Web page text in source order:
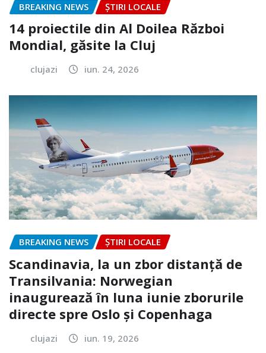
BREAKING NEWS ȘTIRI LOCALE
14 proiectile din Al Doilea Război
Mondial, găsite la Cluj
clujazi iun. 24, 2026
BREAKING NEWS ȘTIRI LOCALE
Scandinavia, la un zbor distanță de
Transilvania: Norwegian
inaugurează în luna iunie zborurile
directe spre Oslo și Copenhaga
clujazi iun. 19, 2026